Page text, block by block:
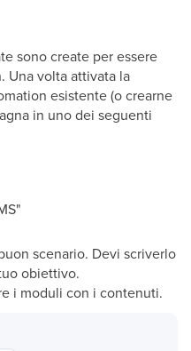
sono create per essere
Una volta attivata la
esistente (o crearne
in uno dei seguenti
scenario. Devi scriverlo
obiettivo.
i moduli con i contenuti.